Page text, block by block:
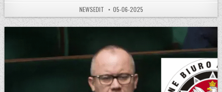
AUTHOR:
NEWSEDIT PUBLISHED DATE:
05-06-2025